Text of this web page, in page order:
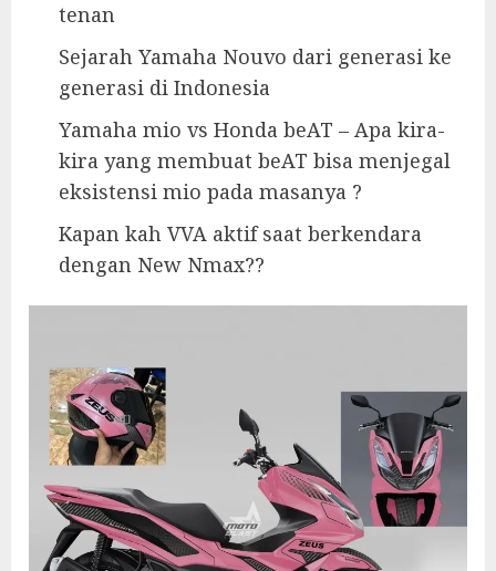
tenan
Sejarah Yamaha Nouvo dari generasi ke
generasi di Indonesia
Yamaha mio vs Honda beAT – Apa kira-
kira yang membuat beAT bisa menjegal
eksistensi mio pada masanya ?
Kapan kah VVA aktif saat berkendara
dengan New Nmax??